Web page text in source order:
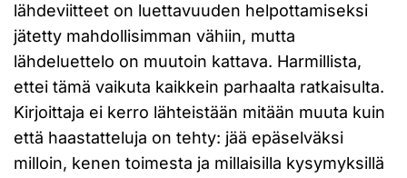
lähdeviitteet on luettavuuden helpottamiseksi
jätetty mahdollisimman vähiin, mutta
lähdeluettelo on muutoin kattava. Harmillista,
ettei tämä vaikuta kaikkein parhaalta ratkaisulta.
Kirjoittaja ei kerro lähteistään mitään muuta kuin
että haastatteluja on tehty: jää epäselväksi
milloin, kenen toimesta ja millaisilla kysymyksillä